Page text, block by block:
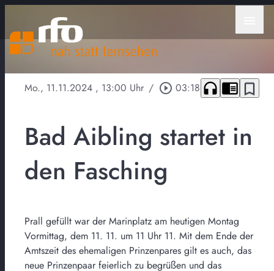
Mo., 11.11.2024 , 13:00 Uhr / play_circle_outline 03:18 headphones chrome_reader_mode bookmark_border
Bad Aibling startet in
den Fasching
Prall gefüllt war der Marinplatz am heutigen Montag
Vormittag, dem 11. 11. um 11 Uhr 11. Mit dem Ende der
Amtszeit des ehemaligen Prinzenpares gilt es auch, das
neue Prinzenpaar feierlich zu begrüßen und das